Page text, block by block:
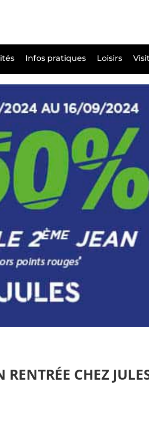
Infos pratiques Loisirs
RENTRÉE CHEZ